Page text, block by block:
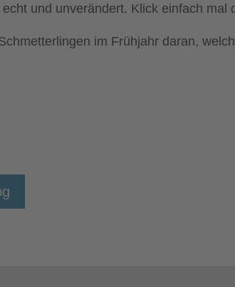
und unverändert. Klick einfach mal
im Frühjahr daran,